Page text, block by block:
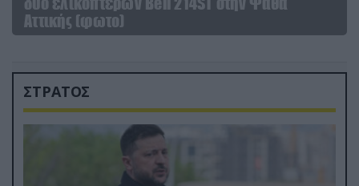
Αττικής (φωτο)
ΣΤΡΑΤΟΣ